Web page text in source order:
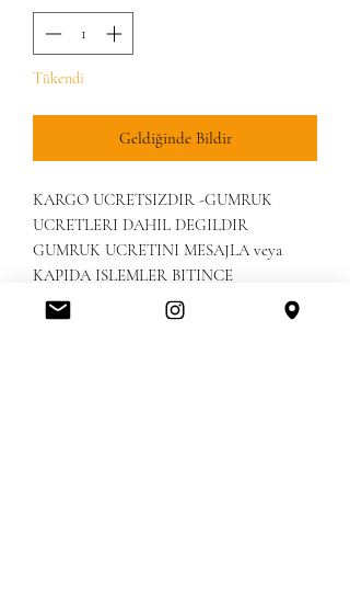
Tükendi
Geldiğinde Bildir
KARGO UCRETSIZDIR -GUMRUK
UCRETLERI DAHIL DEGILDIR
GUMRUK UCRETINI MESAJLA veya
KAPIDA ISLEMLER BITINCE
ODEYEBILIRSINIZ
KREDI KARTINIZLA VEYA HAVALE ILE